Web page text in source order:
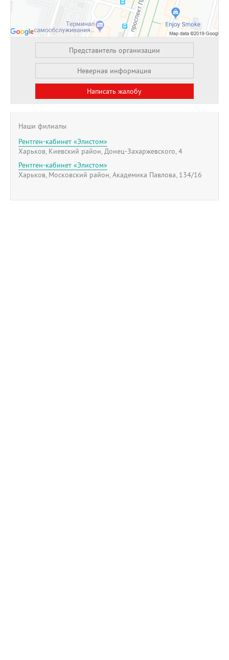
Представитель организации
Неверная информация
Написать жалобу
Наши филиалы
Рентген-кабинет «Элистом»
Харьков, Киевский район, Донец-Захаржевского, 4
Рентген-кабинет «Элистом»
Харьков, Московский район, Академика Павлова, 134/16